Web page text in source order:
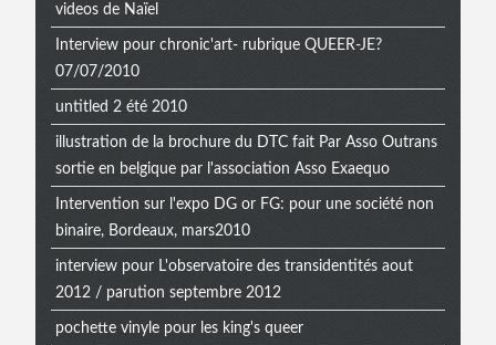
videos de Naïel
Interview pour chronic'art- rubrique QUEER-JE?
07/07/2010
untitled 2 été 2010
illustration de la brochure du DTC fait Par Asso Outrans
sortie en belgique par l'association Asso Exaequo
Intervention sur l'expo DG or FG: pour une société non
binaire, Bordeaux, mars2010
interview pour L'observatoire des transidentités aout
2012 / parution septembre 2012
pochette vinyle pour les king's queer